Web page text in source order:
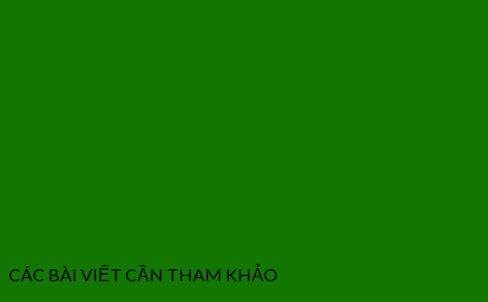
CÁC BÀI VIẾT CẦN THAM KHẢO